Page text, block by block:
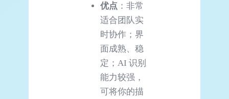
优点 ：非常
适合团队实
时协作；界
面成熟、稳
定；AI 识别
能力较强，
可将你的描